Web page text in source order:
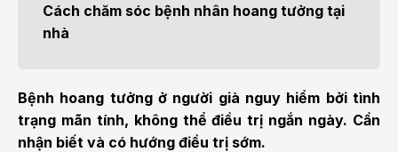
Cách chăm sóc bệnh nhân hoang tưởng tại
nhà
Bệnh hoang tưởng ở người già nguy hiểm bởi tình
trạng mãn tính, không thể điều trị ngắn ngày. Cần
nhận biết và có hướng điều trị sớm.